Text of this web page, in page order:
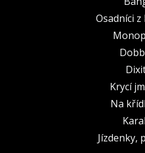
Osadníci z
Krycí
Na
Jízdenky,